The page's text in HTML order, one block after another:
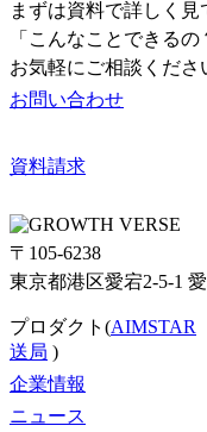
まずは資料で詳しく見
「こんなことできる
お気軽にご相談くださ
お問い合わせ
資料請求
〒105-6238
東京都港区愛宕2-5-1
プロダクト(AIMSTAR
送局 )
企業情報
ニュース